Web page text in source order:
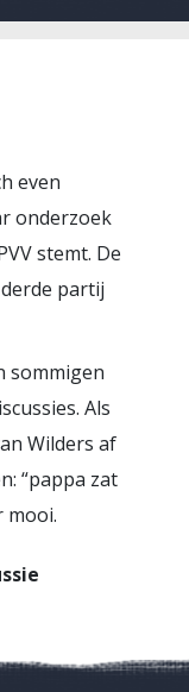
even
onderzoek
stemt. De
partij
sommigen
Als
Wilders af
“pappa zat
mooi.